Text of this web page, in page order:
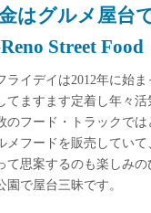
はグルメ屋台
Street Food
ライデイは2012年に始
てますます定着し年々活
のフード・トラックでは
メフードを販売していて
て思案するのも楽しみの
で屋台三昧です。